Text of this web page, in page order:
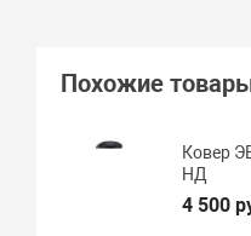
Похожие
Ковер
НД
4 500